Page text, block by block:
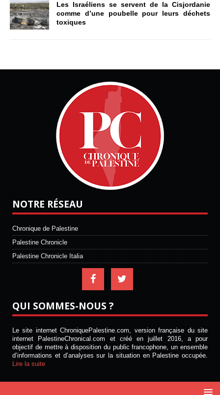
Les Israéliens se servent de la Cisjordanie
comme d’une poubelle pour leurs déchets
toxiques
NOTRE RÉSEAU
Chronique de Palestine
Palestine Chronicle
Palestine Chronicle Italia
QUI SOMMES-NOUS ?
Le site internet ChroniquePalestine.com, version française du site
internet PalestineChronical.com et créé en juillet 2016, a pour
objectif de mettre à disposition du public francophone, un ensemble
d’informations et d’analyses sur la situation en Palestine occupée.
Lire la suite